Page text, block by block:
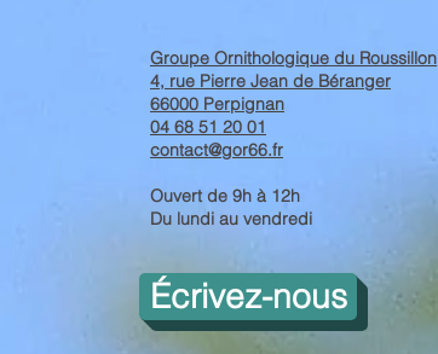
Groupe Ornithologique du Roussillon
4, rue Pierre Jean de Béranger
66000 Perpignan
04 68 51 20 01
contact@gor66.fr
Ouvert de 9h à 12h
Du lundi au vendredi
Écrivez-nous